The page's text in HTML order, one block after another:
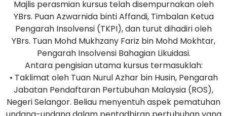
Majlis perasmian kursus telah disempurnakan oleh
YBrs. Puan Azwarnida binti Affandi, Timbalan Ketua
Pengarah Insolvensi (TKPI), dan turut dihadiri oleh
YBrs. Tuan Mohd Mukhzany Fariz bin Mohd Mokhtar,
Pengarah Insolvensi Bahagian Likuidasi.
Antara pengisian utama kursus termasuklah:
• Taklimat oleh Tuan Nurul Azhar bin Husin, Pengarah
Jabatan Pendaftaran Pertubuhan Malaysia (ROS),
Negeri Selangor. Beliau menyentuh aspek pematuhan